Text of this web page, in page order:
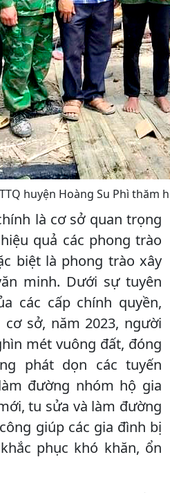
huyện Hoàng Su Phì thăm
là cơ sở quan trọng
quả các phong trào
biệt là phong trào xây
minh. Dưới sự tuyên
các cấp chính quyền,
sở, năm 2023, người
mét vuông đất, đóng
phát dọn các tuyến
đường nhóm hộ gia
tu sửa và làm đường
giúp các gia đình bị
phục khó khăn, ổn